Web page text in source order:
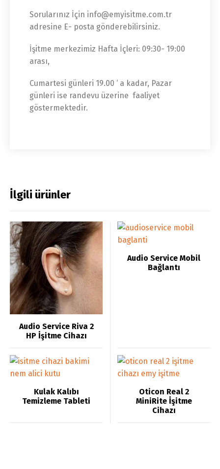
Sorularınız İçin info@emyisitme.com.tr
adresine E- posta gönderebilirsiniz.
İşitme merkezimiz Hafta İçleri: 09:30- 19:00
arası,
Cumartesi günleri 19.00 ‘ a kadar, Pazar
günleri ise randevu üzerine faaliyet
göstermektedir.
İlgili ürünler
Audio Service Riva 2
HP İşitme Cihazı
Audio Service Mobil
Bağlantı
Kulak Kalıbı
Temizleme Tableti
Oticon Real 2
MiniRite İşitme
Cihazı